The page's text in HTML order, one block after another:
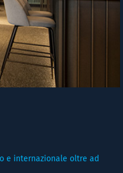
e internazionale oltre ad